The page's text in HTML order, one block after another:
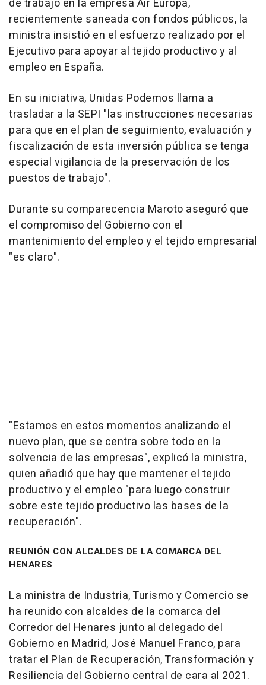
recientemente saneada con fondos públicos, la
ministra insistió en el esfuerzo realizado por el
Ejecutivo para apoyar al tejido productivo y al
empleo en España.
En su iniciativa, Unidas Podemos llama a
trasladar a la SEPI "las instrucciones necesarias
para que en el plan de seguimiento, evaluación y
fiscalización de esta inversión pública se tenga
especial vigilancia de la preservación de los
puestos de trabajo".
Durante su comparecencia Maroto aseguró que
el compromiso del Gobierno con el
mantenimiento del empleo y el tejido empresarial
"es claro".
"Estamos en estos momentos analizando el
nuevo plan, que se centra sobre todo en la
solvencia de las empresas", explicó la ministra,
quien añadió que hay que mantener el tejido
productivo y el empleo "para luego construir
sobre este tejido productivo las bases de la
recuperación".
REUNIÓN CON ALCALDES DE LA COMARCA DEL
HENARES
La ministra de Industria, Turismo y Comercio se
ha reunido con alcaldes de la comarca del
Corredor del Henares junto al delegado del
Gobierno en Madrid, José Manuel Franco, para
tratar el Plan de Recuperación, Transformación y
Resiliencia del Gobierno central de cara al 2021.